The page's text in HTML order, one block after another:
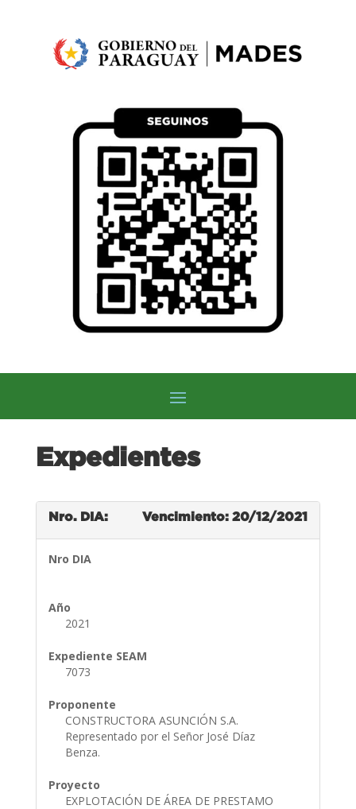
Expedientes
Nro. DIA: Vencimiento: 20/12/2021
Nro DIA
Año
2021
Expediente SEAM
7073
Proponente
CONSTRUCTORA ASUNCIÓN S.A.
Representado por el Señor José Díaz
Benza.
Proyecto
EXPLOTACIÓN DE ÁREA DE PRESTAMO